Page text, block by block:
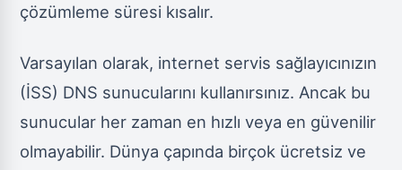
çözümleme süresi kısalır.
Varsayılan olarak, internet servis sağlayıcınızın
(İSS) DNS sunucularını kullanırsınız. Ancak bu
sunucular her zaman en hızlı veya en güvenilir
olmayabilir. Dünya çapında birçok ücretsiz ve